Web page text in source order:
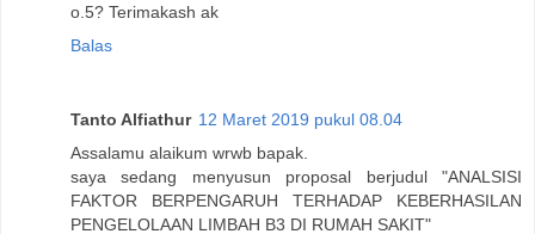
o.5? Terimakash ak
Balas
Tanto Alfiathur 12 Maret 2019 pukul 08.04
Assalamu alaikum wrwb bapak.
saya sedang menyusun proposal berjudul "ANALSISI
FAKTOR BERPENGARUH TERHADAP KEBERHASILAN
PENGELOLAAN LIMBAH B3 DI RUMAH SAKIT"